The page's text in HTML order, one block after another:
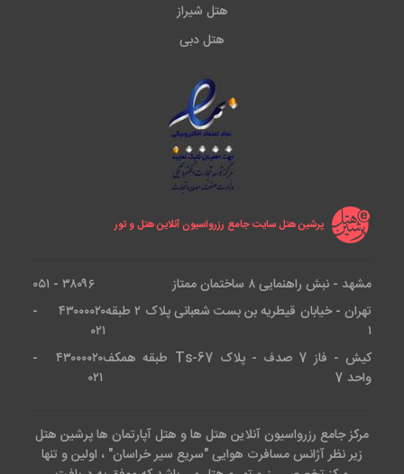
هتل شیراز
هتل دبی
پرشین هتل سایت جامع رزرواسیون آنلاین هتل و تور
مشهد - نبش راهنمایی ۸ ساختمان ممتاز
۳۸۰۹۶ - ۰۵۱
تهران - خیابان قیطریه بن بست شعبانی پلاک ۲ طبقه
۱
۴۳۰۰۰۰۲۰ -
۰۲۱
کیش - فاز 7 صدف - پلاک Ts-67 طبقه همکف
واحد 7
۴۳۰۰۰۰۲۰ -
۰۲۱
مرکز جامع رزرواسیون آنلاین هتل ها و هتل آپارتمان ها پرشین هتل
زیر نظر آژانس مسافرت هوایی "سریع سیر خراسان" ، اولین و تنها